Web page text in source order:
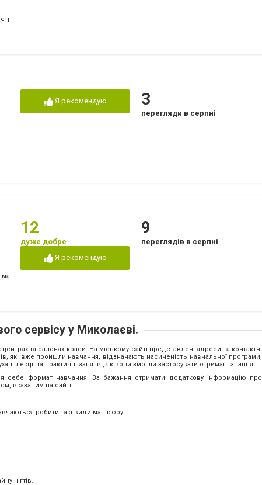
"Вокзальна")
Я рекомендую 3
перегляди в серпні
12
дуже добре
Я рекомендую
9
переглядів в серпні
сервісу у Миколаєві.
та салонах краси. На міському сайті представлені адреси та контактні
які вже пройшли навчання, відзначають насиченість навчальної програми,
лекції та практичні заняття, як вони змогли застосувати отримані знання.
себе формат навчання. За бажання отримати додаткову інформацію про
вказаним на сайті.
робити такі види манікюру:
нігтів.